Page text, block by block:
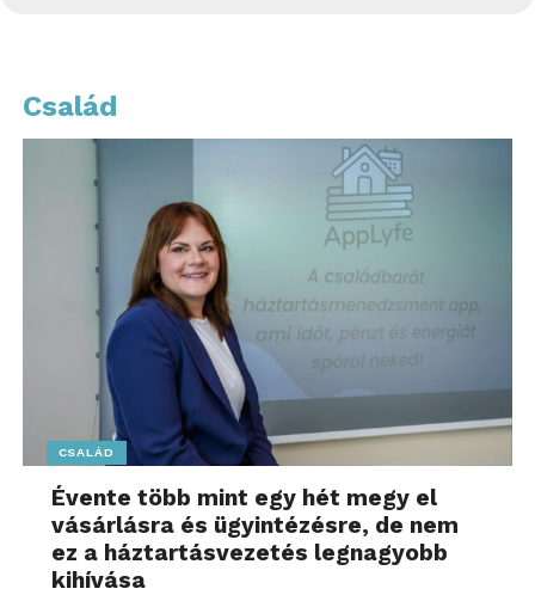
Család
CSALÁD
Évente több mint egy hét megy el
vásárlásra és ügyintézésre, de nem
ez a háztartásvezetés legnagyobb
kihívása